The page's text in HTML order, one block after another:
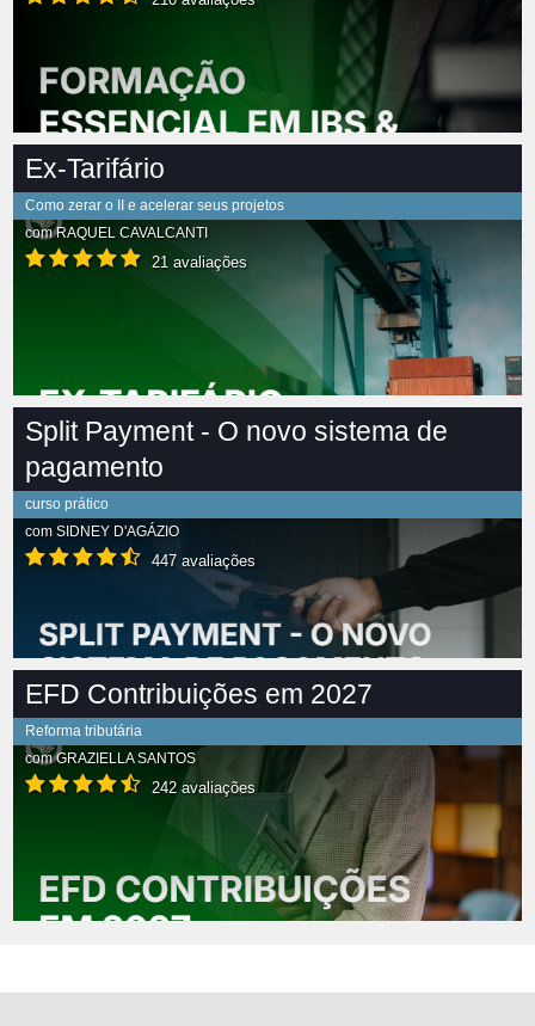
Ex-Tarifário
Como zerar o II e acelerar seus projetos
comRAQUEL CAVALCANTI
21 avaliações
Split Payment - O novo sistema de
pagamento
curso prático
com SIDNEY D'AGÁZIO
447 avaliações
EFD Contribuições em 2027
Reforma tributária
comGRAZIELLA SANTOS
242 avaliações